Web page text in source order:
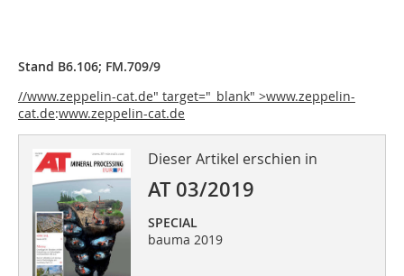
Stand B6.106; FM.709/9
//www.zeppelin-cat.de" target="_blank" >www.zeppelin-
cat.de:www.zeppelin-cat.de
Dieser Artikel erschien in
AT 03/2019
SPECIAL
bauma 2019